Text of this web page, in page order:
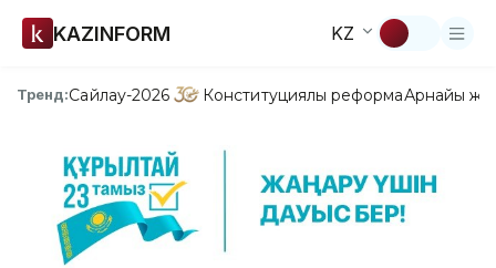
KAZINFORM KZ
Тренд:Сайлау-2026 Конституциялық реформаАрнайы